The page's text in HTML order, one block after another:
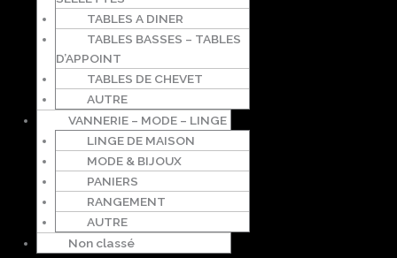
TABLES A DINER
TABLES BASSES – TABLES
D’APPOINT
TABLES DE CHEVET
AUTRE
VANNERIE – MODE – LINGE
LINGE DE MAISON
MODE & BIJOUX
PANIERS
RANGEMENT
AUTRE
Non classé